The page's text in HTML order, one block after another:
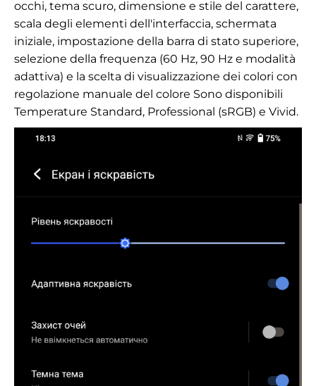
occhi, tema scuro, dimensione e stile del carattere,
scala degli elementi dell'interfaccia, schermata
iniziale, impostazione della barra di stato superiore,
selezione della frequenza (60 Hz, 90 Hz e modalità
adattiva) e la scelta di visualizzazione dei colori con
regolazione manuale del colore Sono disponibili
Temperature Standard, Professional (sRGB) e Vivid.